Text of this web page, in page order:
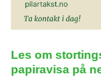
Les om
papiravisa på